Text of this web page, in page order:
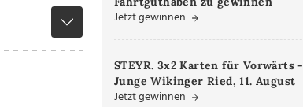
Jetzt gewinnen
STEYR. 3x2 Karten für Vorwärts -
Junge Wikinger Ried, 11. August
Jetzt gewinnen